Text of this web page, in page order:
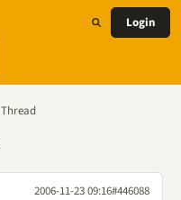
Login
Thread
2006-11-23 09:16#446088